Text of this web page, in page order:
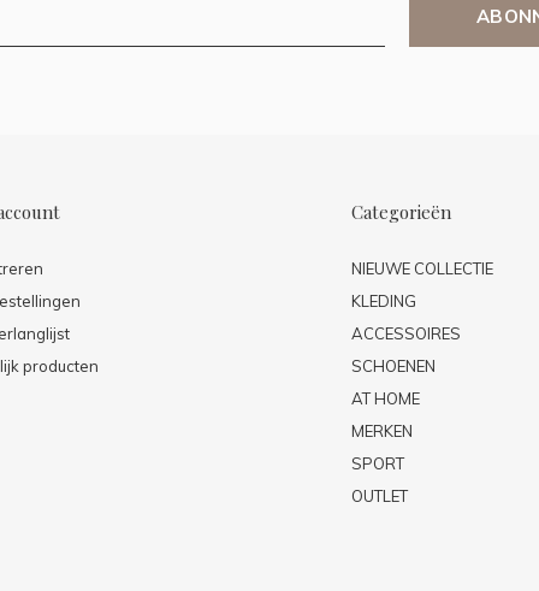
producten
Categorieën
NIEUWE COLLECTIE
KLEDING
ACCESSOIRES
SCHOENEN
AT HOME
MERKEN
SPORT
OUTLET